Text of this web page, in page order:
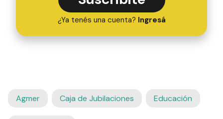
¿Ya tenés una cuenta? Ingresá
Agmer Caja de Jubilaciones Educación